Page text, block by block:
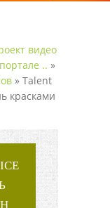
видео
.. »
» Talent
красками